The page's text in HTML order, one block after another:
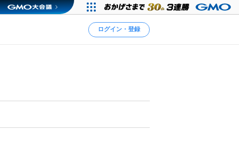
ログイン・登録